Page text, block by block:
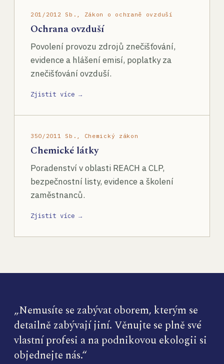
201/2012 Sb., Zákon o ochraně ovzduší
Ochrana ovzduší
Povolení provozu zdrojů znečišťování,
evidence a hlášení emisí, poplatky za
znečišťování ovzduší.
Zjistit více →
350/2011 Sb., Chemický zákon
Chemické látky
Poradenství v oblasti REACH a CLP,
bezpečnostní listy, evidence a školení
zaměstnanců.
Zjistit více →
„Nemusíte se zabývat oborem, kterým se
detailně zabývají jiní. Věnujte se plně své
vlastní profesi a na podnikovou ekologii si
objednejte nás.“